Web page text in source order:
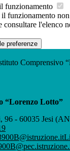
funzionamento
funzionamento non
consultare l'elenco
preferenze
Comprensivo
“Lorenzo Lotto”
96 - 60035 Jesi